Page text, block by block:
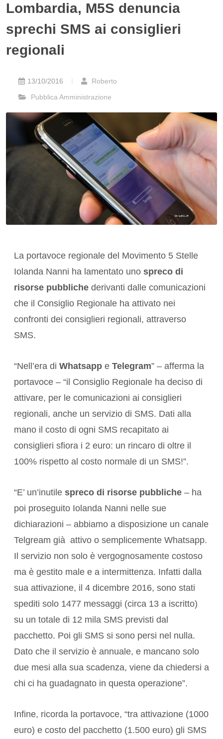
Lombardia, M5S denuncia
sprechi SMS ai consiglieri
regionali
13/10/2016
Roberto
Pubblica Amministrazione
La portavoce regionale del Movimento 5 Stelle
Iolanda Nanni ha lamentato uno spreco di
risorse pubbliche derivanti dalle comunicazioni
che il Consiglio Regionale ha attivato nei
confronti dei consiglieri regionali, attraverso
SMS.
“Nell’era di Whatsapp e Telegram” – afferma la
portavoce – “il Consiglio Regionale ha deciso di
attivare, per le comunicazioni ai consiglieri
regionali, anche un servizio di SMS. Dati alla
mano il costo di ogni SMS recapitato ai
consiglieri sfiora i 2 euro: un rincaro di oltre il
100% rispetto al costo normale di un SMS!”.
“E’ un’inutile spreco di risorse pubbliche – ha
poi proseguito Iolanda Nanni nelle sue
dichiarazioni – abbiamo a disposizione un canale
Telgream già attivo o semplicemente Whatsapp.
Il servizio non solo è vergognosamente costoso
ma è gestito male e a intermittenza. Infatti dalla
sua attivazione, il 4 dicembre 2016, sono stati
spediti solo 1477 messaggi (circa 13 a iscritto)
su un totale di 12 mila SMS previsti dal
pacchetto. Poi gli SMS si sono persi nel nulla.
Dato che il servizio è annuale, e mancano solo
due mesi alla sua scadenza, viene da chiedersi a
chi ci ha guadagnato in questa operazione”.
Infine, ricorda la portavoce, “tra attivazione (1000
euro) e costo del pacchetto (1.500 euro) gli SMS